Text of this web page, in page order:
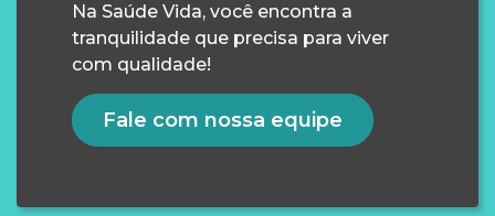
Na Saúde Vida, você encontra a
tranquilidade que precisa para viver
com qualidade!
Fale com nossa equipe